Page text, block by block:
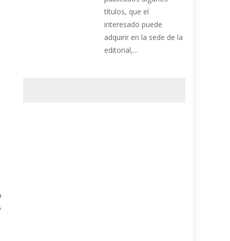
títulos, que el
interesado puede
adquirir en la sede de la
editorial,...